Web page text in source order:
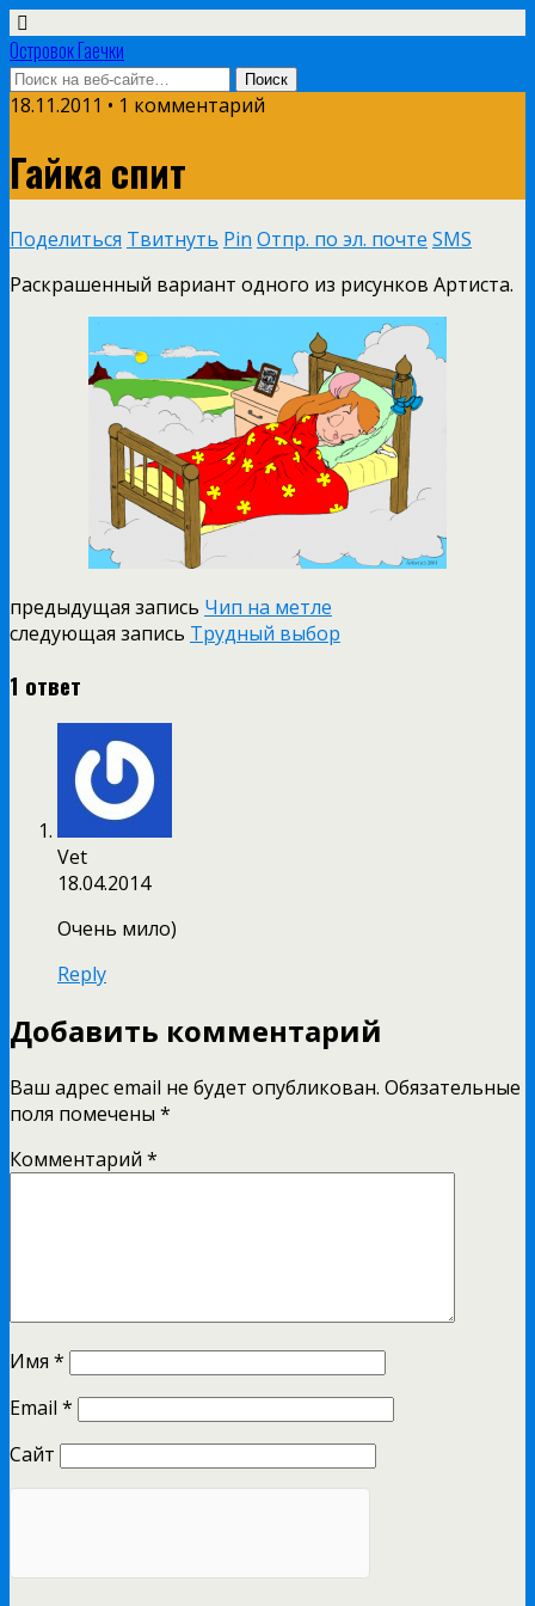
Островок Гаечки
18.11.2011 • 1 комментарий
Гайка спит
Поделиться Твитнуть Pin Отпр. по эл. почте SMS
Раскрашенный вариант одного из рисунков Артиста.
предыдущая запись Чип на метле
следующая запись Трудный выбор
1 ответ
Vet
18.04.2014
Очень мило)
Reply
Добавить комментарий
Ваш адрес email не будет опубликован. Обязательные
поля помечены *
Комментарий *
Имя *
Email *
Сайт